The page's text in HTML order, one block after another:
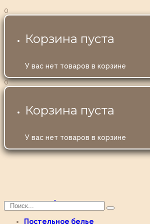
0
Корзина пуста
У вас нет товаров в корзине
0
Корзина пуста
У вас нет товаров в корзине
Постельное белье